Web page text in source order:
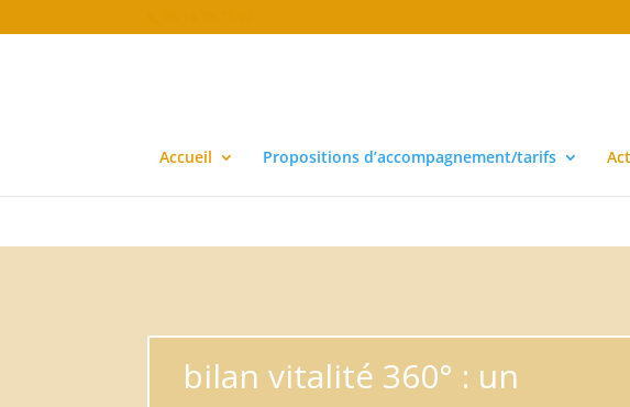
Deprecated: Required parameter $location follows optional parameter $post_types in
Accueil Propositions d’accompagnement/tarifs
bilan vitalité 360° : un